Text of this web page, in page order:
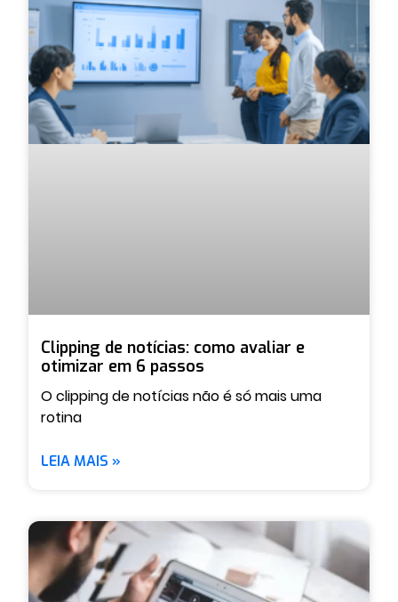
Clipping de notícias: como avaliar e
otimizar em 6 passos
O clipping de notícias não é só mais uma
rotina
LEIA MAIS »